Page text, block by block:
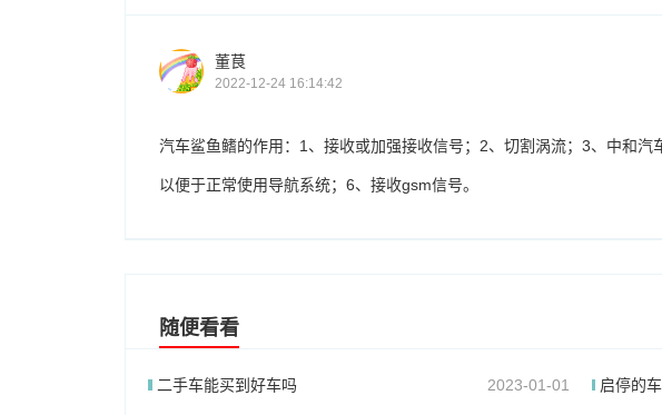
董茛
2022-12-24 16:14:42
汽车鲨鱼鳍的作用：1、接收或加强接收信号；2、切割涡流；3、中和
以便于正常使用导航系统；6、接收gsm信号。
随便看看
二手车能买到好车吗 2023-01-01 启停的